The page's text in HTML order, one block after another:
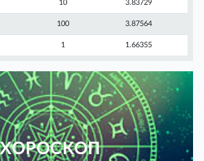
10 3.83729
100 3.87564
1 1.66355
ХОРОСКОП